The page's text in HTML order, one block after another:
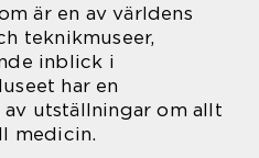
är en av världens
teknikmuseer,
inblick i
har en
utställningar om allt
medicin.